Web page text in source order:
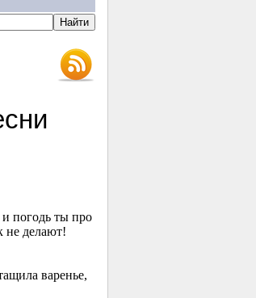
погодь ты про
не делают!
варенье,